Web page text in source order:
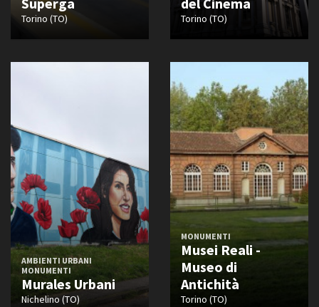
Torino (TO) Torino (TO)
AMBIENTI URBANI
MONUMENTI
Murales Urbani
Nichelino (TO)
MONUMENTI
Musei Reali -
Museo di
Antichità
Torino (TO)